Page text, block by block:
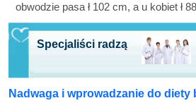
obwodzie pasa ł 102 cm, a u kobiet ł
Specjaliści radzą
Nadwaga i wprowadzanie do diety